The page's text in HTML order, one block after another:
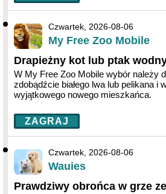
Czwartek, 2026-08-06
My Free Zoo Mobile
Drapieżny kot lub ptak
W My Free Zoo Mobile wybór należy
zdobądźcie białego lwa lub pelikana i
wyjątkowego nowego mieszkańca.
ZAGRAJ
Czwartek, 2026-08-06
Wauies
Prawdziwy obrońca w grze